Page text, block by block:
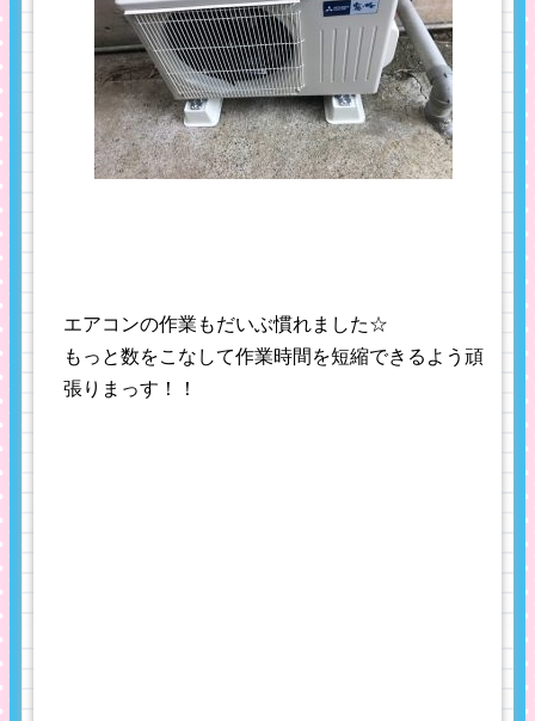
エアコンの作業もだいぶ慣れました☆
もっと数をこなして作業時間を短縮できるよう頑
張りまっす！！